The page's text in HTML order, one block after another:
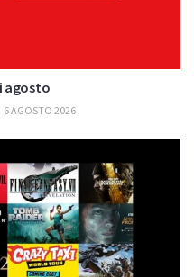
agosto
6 AGOSTO 2026